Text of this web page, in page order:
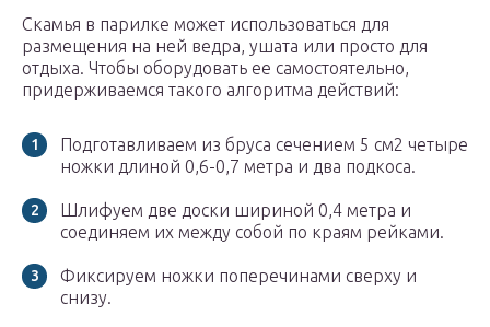
Скамья в парилке может использоваться для
размещения на ней ведра, ушата или просто для
отдыха. Чтобы оборудовать ее самостоятельно,
придерживаемся такого алгоритма действий:
Подготавливаем из бруса сечением 5 см2 четыре
ножки длиной 0,6-0,7 метра и два подкоса.
Шлифуем две доски шириной 0,4 метра и
соединяем их между собой по краям рейками.
Фиксируем ножки поперечинами сверху и
снизу.